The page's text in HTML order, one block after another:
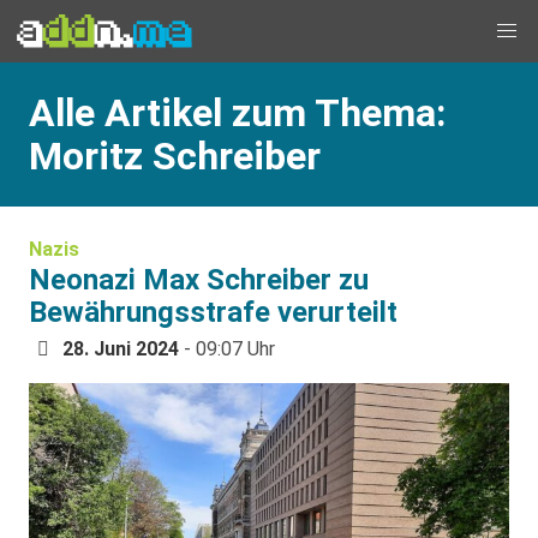
Alle Artikel zum Thema:
Moritz Schreiber
Nazis
Neonazi Max Schreiber zu
Bewährungsstrafe verurteilt
28. Juni 2024 - 09:07 Uhr